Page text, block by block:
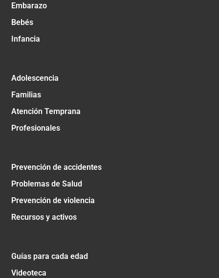
Embarazo
Bebés
Infancia
Adolescencia
Familias
Atención Temprana
Profesionales
Prevención de accidentes
Problemas de Salud
Prevención de violencia
Recursos y activos
Guías para cada edad
Videoteca